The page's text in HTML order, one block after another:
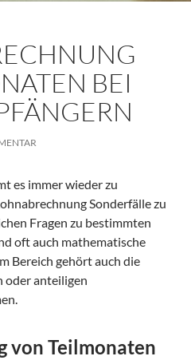
BEI
es immer wieder zu
Sonderfälle zu
Fragen zu bestimmten
oft auch mathematische
Bereich gehört auch die
oder anteiligen
von Teilmonaten